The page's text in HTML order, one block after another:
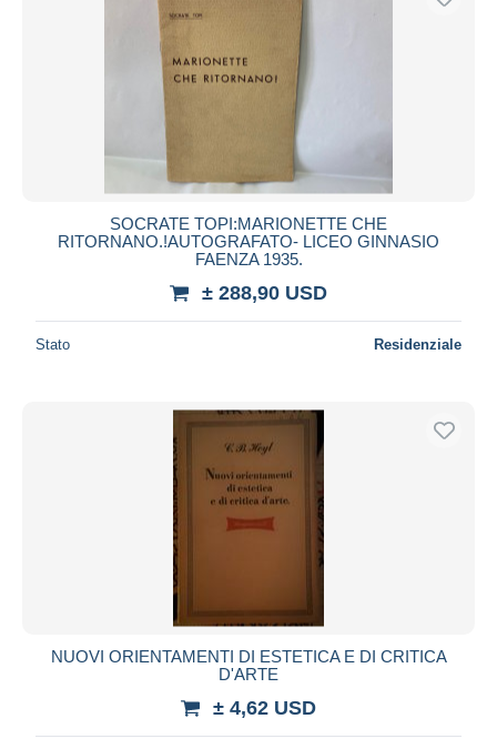
SOCRATE TOPI:MARIONETTE CHE
RITORNANO.!AUTOGRAFATO- LICEO GINNASIO
FAENZA 1935.
± 288,90 USD
Stato Residenziale
NUOVI ORIENTAMENTI DI ESTETICA E DI CRITICA
D'ARTE
± 4,62 USD